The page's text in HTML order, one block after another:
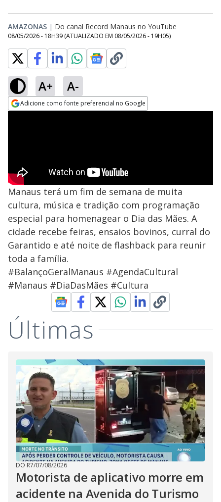
AMAZONAS | Do canal Record Manaus no YouTube
08/05/2026 - 18H39 (ATUALIZADO EM 08/05/2026 - 19H05)
A+ A-
Adicione como fonte preferencial no Google
Manaus terá um fim de semana de muita
cultura, música e tradição com programação
especial para homenagear o Dia das Mães. A
cidade recebe feiras, ensaios bovinos, curral do
Garantido e até noite de flashback para reunir
toda a família.
#BalançoGeralManaus #AgendaCultural
#Manaus #DiaDasMães #Cultura
Últimas
DO R7/07/08/2026
Motorista de aplicativo morre em
acidente na Avenida do Turismo